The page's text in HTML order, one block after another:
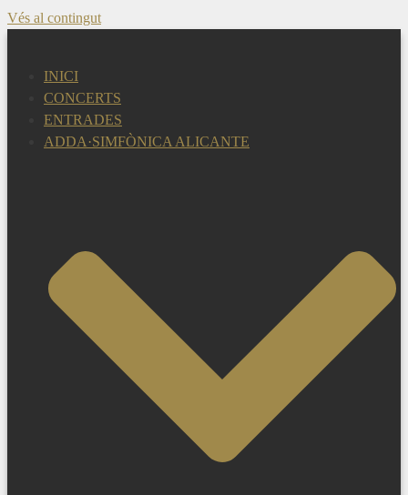
Vés al contingut
INICI
CONCERTS
ENTRADES
ADDA·SIMFÒNICA ALICANTE